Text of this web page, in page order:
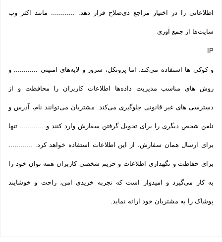
اطلاعاتی را در اختیار مراجع ذی‌صلاح قرار دهد. ............ مانند اکثر وب
سایت‌ها از جمع آوری
IP
و کوکی ‌ها استفاده می‌کند، اما پروتکل، سرور و لایه‌های امنیتی ............ و
روش‌ های مناسب مدیریت داده‌ها اطلاعات کاربران را محافظت و از
دسترسی‌ های غیر قانونی جلوگیری می‌کند. مشتریان می‌توانند نام، آدرس و
تلفن شخص دیگری را برای تحویل گرفتن سفارش وارد کنند و ............ تنها
برای ارسال همان سفارش، از این اطلاعات استفاده خواهد کرد. ............
برای حفاظت و نگهداری اطلاعات و حریم شخصی کاربران همه­ توان خود را
به کار می‌گیرد و امیدوار است که تجربه‌ خریدی امن، راحت و خوشایند
پوشاک را به مشتریان خود ارائه نماید.